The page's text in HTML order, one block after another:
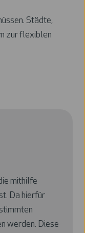
Städte,
zur flexiblen
mithilfe
Da hierfür
werden. Diese